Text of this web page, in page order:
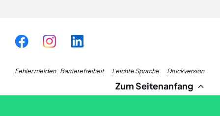
Fehler melden Fußzeile
Links
Barrierefreiheit Leichte Sprache Druckversion
Zum Seitenanfang